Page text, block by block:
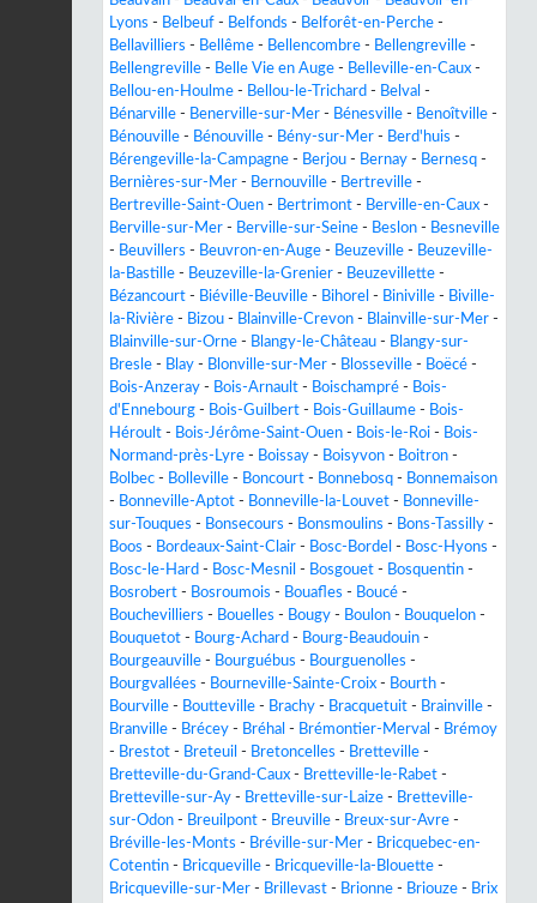
Lyons - Belbeuf - Belfonds - Belforêt-en-Perche -
Bellavilliers - Bellême - Bellencombre - Bellengreville -
Bellengreville - Belle Vie en Auge - Belleville-en-Caux -
Bellou-en-Houlme - Bellou-le-Trichard - Belval -
Bénarville - Benerville-sur-Mer - Bénesville - Benoîtville -
Bénouville - Bénouville - Bény-sur-Mer - Berd'huis -
Bérengeville-la-Campagne - Berjou - Bernay - Bernesq -
Bernières-sur-Mer - Bernouville - Bertreville -
Bertreville-Saint-Ouen - Bertrimont - Berville-en-Caux -
Berville-sur-Mer - Berville-sur-Seine - Beslon - Besneville
- Beuvillers - Beuvron-en-Auge - Beuzeville - Beuzeville-
la-Bastille - Beuzeville-la-Grenier - Beuzevillette -
Bézancourt - Biéville-Beuville - Bihorel - Biniville - Biville-
la-Rivière - Bizou - Blainville-Crevon - Blainville-sur-Mer -
Blainville-sur-Orne - Blangy-le-Château - Blangy-sur-
Bresle - Blay - Blonville-sur-Mer - Blosseville - Boëcé -
Bois-Anzeray - Bois-Arnault - Boischampré - Bois-
d'Ennebourg - Bois-Guilbert - Bois-Guillaume - Bois-
Héroult - Bois-Jérôme-Saint-Ouen - Bois-le-Roi - Bois-
Normand-près-Lyre - Boissay - Boisyvon - Boitron -
Bolbec - Bolleville - Boncourt - Bonnebosq - Bonnemaison
- Bonneville-Aptot - Bonneville-la-Louvet - Bonneville-
sur-Touques - Bonsecours - Bonsmoulins - Bons-Tassilly -
Boos - Bordeaux-Saint-Clair - Bosc-Bordel - Bosc-Hyons -
Bosc-le-Hard - Bosc-Mesnil - Bosgouet - Bosquentin -
Bosrobert - Bosroumois - Bouafles - Boucé -
Bouchevilliers - Bouelles - Bougy - Boulon - Bouquelon -
Bouquetot - Bourg-Achard - Bourg-Beaudouin -
Bourgeauville - Bourguébus - Bourguenolles -
Bourgvallées - Bourneville-Sainte-Croix - Bourth -
Bourville - Boutteville - Brachy - Bracquetuit - Brainville -
Branville - Brécey - Bréhal - Brémontier-Merval - Brémoy
- Brestot - Breteuil - Bretoncelles - Bretteville -
Bretteville-du-Grand-Caux - Bretteville-le-Rabet -
Bretteville-sur-Ay - Bretteville-sur-Laize - Bretteville-
sur-Odon - Breuilpont - Breuville - Breux-sur-Avre -
Bréville-les-Monts - Bréville-sur-Mer - Bricquebec-en-
Cotentin - Bricqueville - Bricqueville-la-Blouette -
Bricqueville-sur-Mer - Brillevast - Brionne - Briouze - Brix